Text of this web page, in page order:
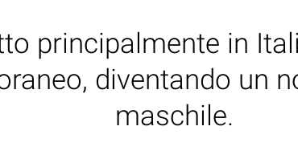
principalmente in
diventando un
maschile.